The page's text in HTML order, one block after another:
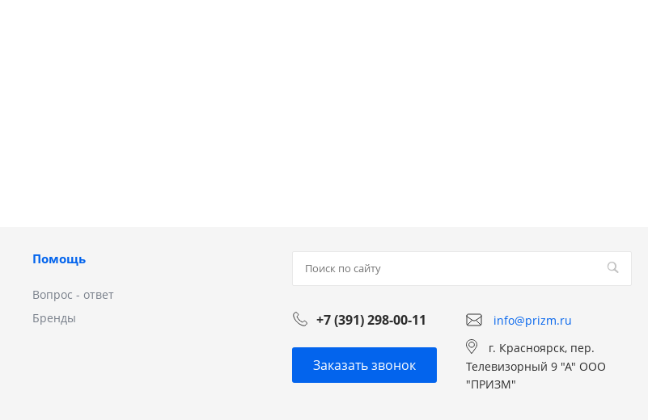
Помощь
Вопрос - ответ
Бренды
+7 (391) 298-00-11 info@prizm.ru
Заказать звонок
г. Красноярск, пер.
Телевизорный 9 "А" ООО
"ПРИЗМ"